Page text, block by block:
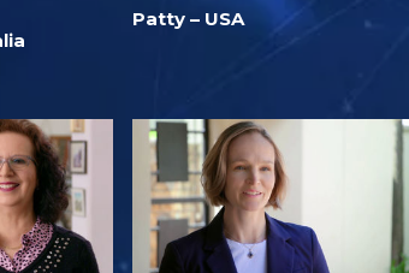
Patty – USA